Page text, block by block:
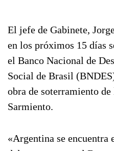
El jefe de Gabinete,
en los próximos 15 días
el Banco Nacional de
Social de Brasil
obra de soterramiento
Sarmiento.
«Argentina se encuentra